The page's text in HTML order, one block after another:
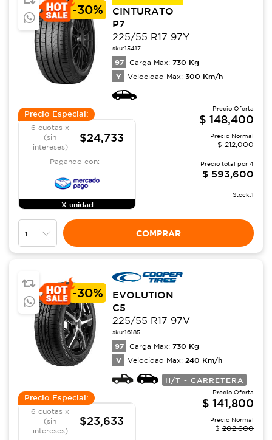
-30%
CINTURATO
P7
225/55 R17 97Y
sku:15417
97 Carga Max: 730 Kg
Y Velocidad Max: 300 Km/h
Precio Especial:
6 cuotas x
(sin
intereses)
$24,733
Pagando con:
X unidad
Precio Oferta
$ 148,400
Precio Normal
$ 212,000
Precio total por 4
$ 593,600
Stock:1
COMPRAR
-30%
EVOLUTION
C5
225/55 R17 97V
sku:16185
97 Carga Max: 730 Kg
V Velocidad Max: 240 Km/h
H/T - CARRETERA
Precio Especial:
6 cuotas x
(sin
intereses)
$23,633
Precio Oferta
$ 141,800
Precio Normal
$ 202,600